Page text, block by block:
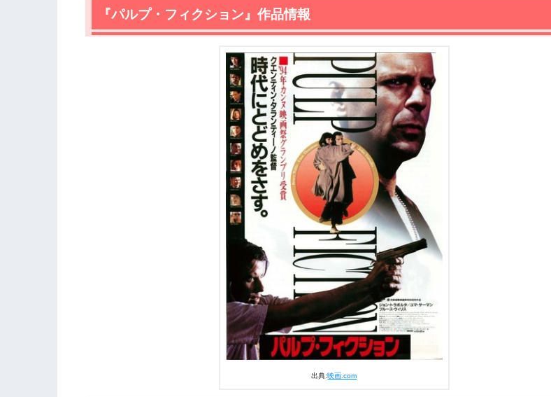
2.1天才クエンティン・タランティーノ監督の世界
2.2クエンティン・タランティーノ監督は音楽の使い方も独特
『パルプ・フィクション』まとめ
『パルプ・フィクション』作品情報
出典:映画.com